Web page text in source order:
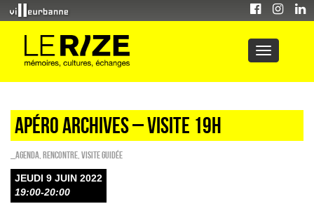
Apéro Archives – Visite 19h
_Agenda Rencontre Visite guidée
JEUDI 9 JUIN 2022
19:00-20:00